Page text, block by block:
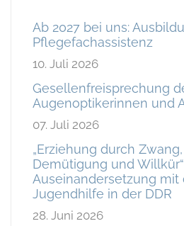
Ab 2027 bei uns:
Pflegefachassistenz
10. Juli 2026
Gesellenfreisprechung
Augenoptikerinnen und
07. Juli 2026
„Erziehung durch
Demütigung und
Auseinandersetzung mit
Jugendhilfe in der DDR
28. Juni 2026